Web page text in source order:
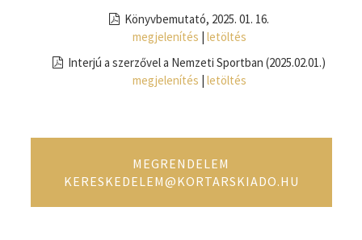
Könyvbemutató, 2025. 01. 16.
megjelenítés | letöltés
Interjú a szerzővel a Nemzeti Sportban (2025.02.01.)
megjelenítés | letöltés
MEGRENDELEM
KERESKEDELEM@KORTARSKIADO.HU